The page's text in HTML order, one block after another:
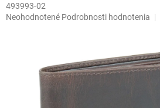
493993-02
Priemerné
Neohodnotené Podrobnosti hodnotenia